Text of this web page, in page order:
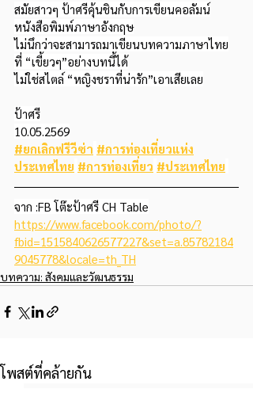
สมัยสาวๆ ป้าศรีคุ้นชินกับการเขียนคอลัมน์
หนังสือพิมพ์ภาษาอังกฤษ
ไม่นึกว่าจะสามารถมาเขียนบทความภาษาไทย
ที่ “เขี้ยวๆ”อย่างบทนี้ได้
ไม่ใช่สไตล์ “หญิงชราที่น่ารัก”เอาเสียเลย
ป้าศรี
10.05.2569
#ยกเลิกฟรีวีซ่า #การท่องเที่ยวแห่ง
ประเทศไทย #การท่องเที่ยว #ประเทศไทย
จาก :FB โต๊ะป้าศรี CH Table
https://www.facebook.com/photo/?
fbid=1515840626577227&set=a.85782184
9045778&locale=th_TH
บทความ: สังคมและวัฒนธรรม
โพสต์ที่คล้ายกัน